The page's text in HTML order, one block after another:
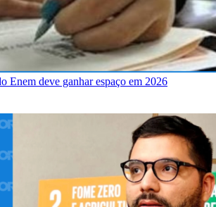
Enem deve ganhar espaço em 2026